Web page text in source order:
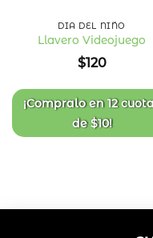
de
DÍA DEL NIÑO
Llavero Videojuego
$120
¡Compralo en12
de$10!